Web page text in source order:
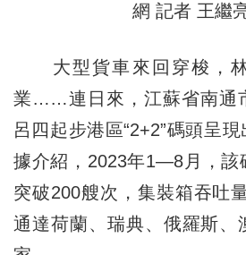
網 記者 王繼
大型貨車來回穿梭，林
業……連日來，江蘇省南通
呂四起步港區“2+2”碼頭呈現
據介紹，2023年1—8月，該
突破200艘次，集裝箱吞吐
通達荷蘭、瑞典、俄羅斯、